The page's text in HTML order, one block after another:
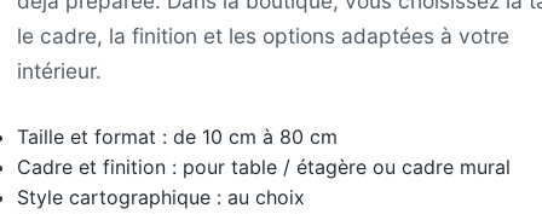
le cadre, la finition et les options adaptées à votre
intérieur.
Taille et format : de 10 cm à 80 cm
Cadre et finition : pour table / étagère ou cadre mural
Style cartographique : au choix